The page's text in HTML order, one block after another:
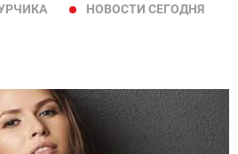
НОВОСТИ СЕГОДНЯ